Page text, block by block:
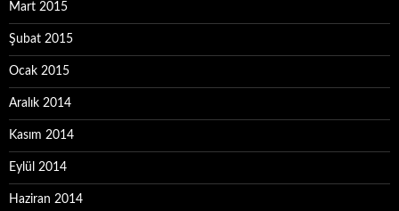
Mart 2015
Şubat 2015
Ocak 2015
Aralık 2014
Kasım 2014
Eylül 2014
Haziran 2014